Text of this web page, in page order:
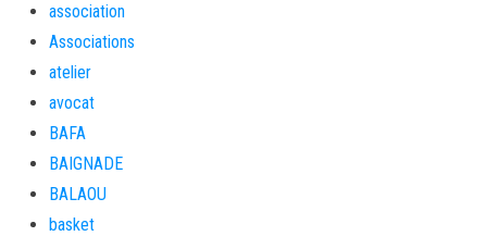
association
Associations
atelier
avocat
BAFA
BAIGNADE
BALAOU
basket